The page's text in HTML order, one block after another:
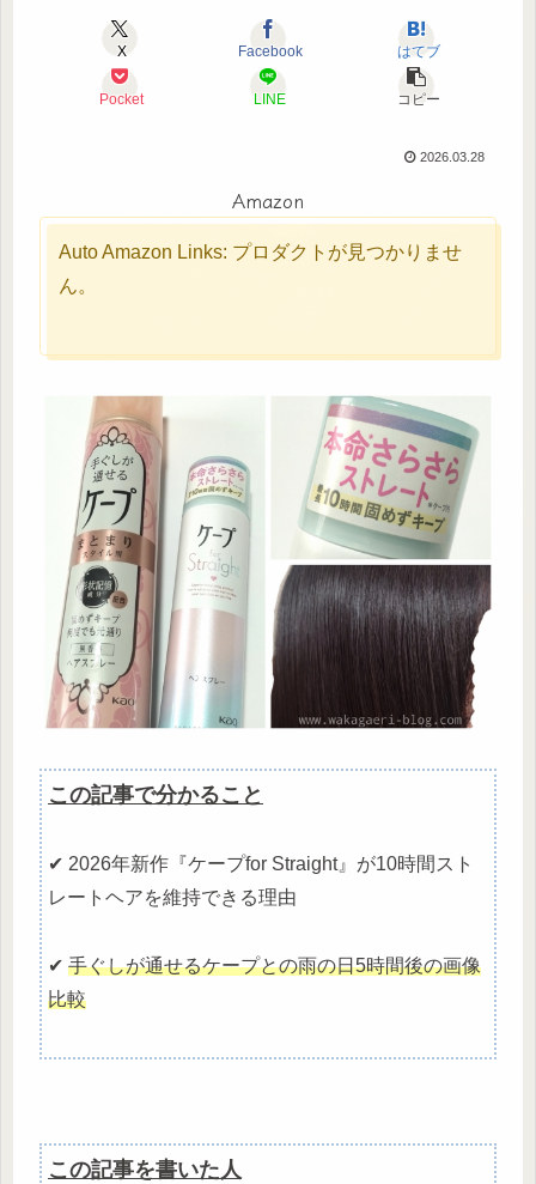
X Facebook はてブ
Pocket LINE コピー
2026.03.28
Amazon
Auto Amazon Links: プロダクトが見つかりませ
ん。
この記事で分かること
✔ 2026年新作『ケープfor Straight』が10時間スト
レートヘアを維持できる理由
✔ 手ぐしが通せるケープとの雨の日5時間後の画像
比較
この記事を書いた人